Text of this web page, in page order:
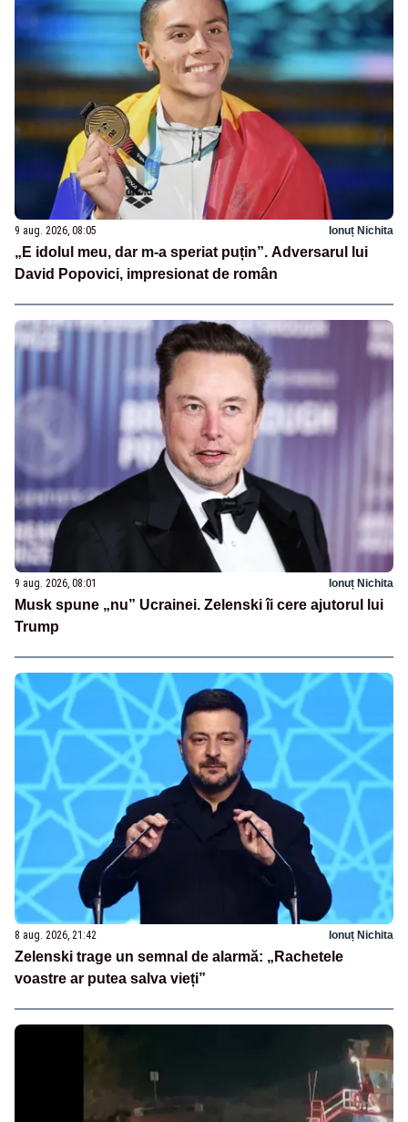
9 aug. 2026, 08:05 Ionuț Nichita
„E idolul meu, dar m-a speriat puțin”. Adversarul lui
David Popovici, impresionat de român
9 aug. 2026, 08:01 Ionuț Nichita
Musk spune „nu” Ucrainei. Zelenski îi cere ajutorul lui
Trump
8 aug. 2026, 21:42 Ionuț Nichita
Zelenski trage un semnal de alarmă: „Rachetele
voastre ar putea salva vieți”